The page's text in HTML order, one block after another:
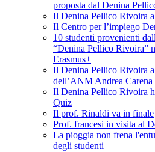
proposta dal Denina
Il Denina Pellico Rivoira
Il Centro per l’impiego
10 studenti provenienti
“Denina Pellico Rivoira”
Erasmus+
Il Denina Pellico Rivoira
dell’ANM Andrea Carena
Il Denina Pellico Rivoira
Quiz
Il prof. Rinaldi va in finale
Prof. francesi in visita al
La pioggia non frena
degli studenti